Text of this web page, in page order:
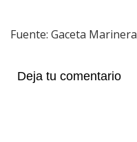
Fuente: Gaceta Marinera
Deja tu comentario